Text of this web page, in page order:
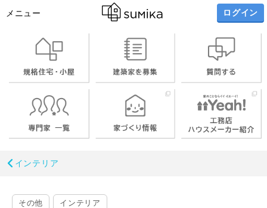
メニュー ログイン
インテリア
その他 インテリア